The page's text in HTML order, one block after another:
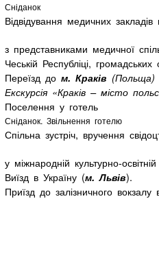
Сніданок
Відвідування медичних
з представниками медичної
Чеській Республіці, громадських
Переїзд дом. Краків (Польща)
Екскурсія «Краків – місто
Поселення у готель
Сніданок. Звільнення готелю
Спільна зустріч, вручення
у міжнародній культурно-освітній
Виїзд в Україну (м. Львів).
Приїзд до залізничного